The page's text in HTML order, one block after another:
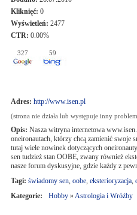
Kliknięć: 0
Wyświetleń: 2477
CTR: 0.00%
327 59
Adres: http://www.isen.pl
(strona nie działa lub występuje inny
Opis: Nasza witryna internetowa
oneironautach, którzy chcą zamienić swoje
tutaj wiele nowinek dotyczących
sen tudzież stan OOBE, zwany również
nasze forum dyskusyjne, gdzie każdy z
Tagi: świadomy sen, oobe, eksterioryzacja,
Kategorie:
Hobby»Astrologia i Wróżby